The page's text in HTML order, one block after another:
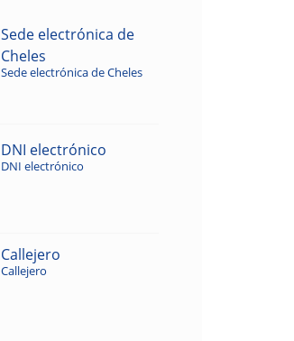
Sede electrónica de
Cheles
Sede electrónica de Cheles
DNI electrónico
DNI electrónico
Callejero
Callejero